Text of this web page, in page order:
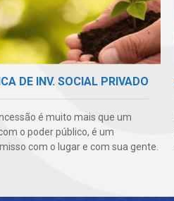
DE INV. SOCIAL PRIVADO
é muito mais que um
o poder público, é um
com o lugar e com sua gente.